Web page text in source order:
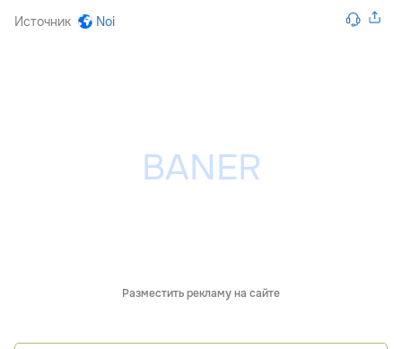
Источник Noi
Разместить рекламу на сайте